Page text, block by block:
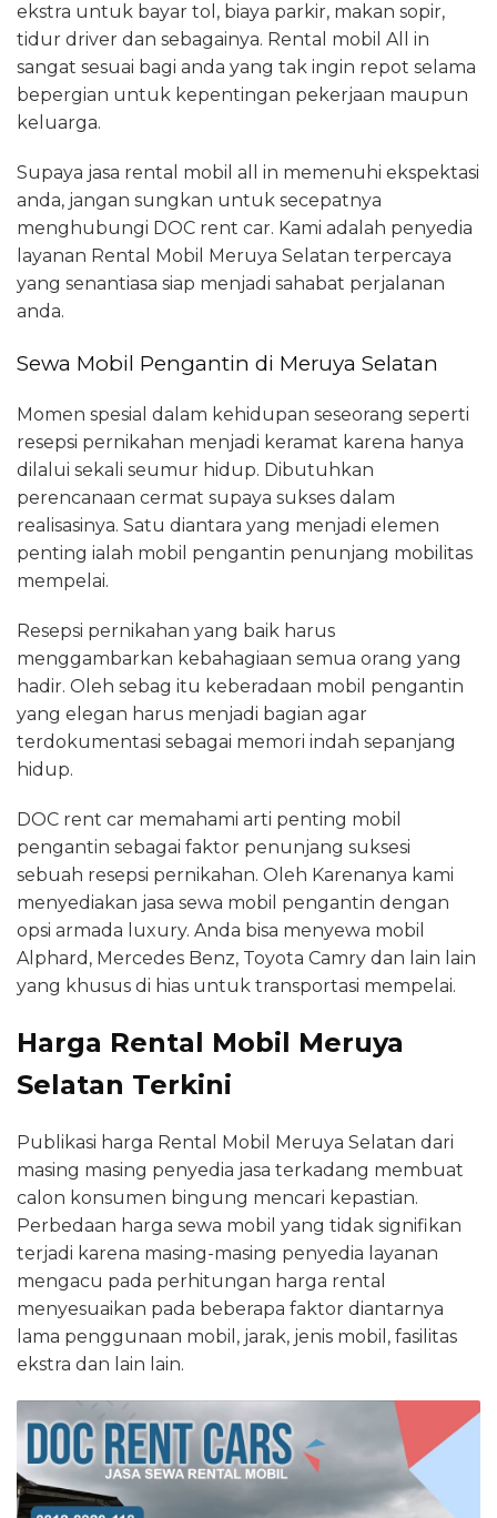
ekstra untuk bayar tol, biaya parkir, makan sopir,
tidur driver dan sebagainya. Rental mobil All in
sangat sesuai bagi anda yang tak ingin repot selama
bepergian untuk kepentingan pekerjaan maupun
keluarga.
Supaya jasa rental mobil all in memenuhi ekspektasi
anda, jangan sungkan untuk secepatnya
menghubungi DOC rent car. Kami adalah penyedia
layanan Rental Mobil Meruya Selatan terpercaya
yang senantiasa siap menjadi sahabat perjalanan
anda.
Sewa Mobil Pengantin di Meruya Selatan
Momen spesial dalam kehidupan seseorang seperti
resepsi pernikahan menjadi keramat karena hanya
dilalui sekali seumur hidup. Dibutuhkan
perencanaan cermat supaya sukses dalam
realisasinya. Satu diantara yang menjadi elemen
penting ialah mobil pengantin penunjang mobilitas
mempelai.
Resepsi pernikahan yang baik harus
menggambarkan kebahagiaan semua orang yang
hadir. Oleh sebag itu keberadaan mobil pengantin
yang elegan harus menjadi bagian agar
terdokumentasi sebagai memori indah sepanjang
hidup.
DOC rent car memahami arti penting mobil
pengantin sebagai faktor penunjang suksesi
sebuah resepsi pernikahan. Oleh Karenanya kami
menyediakan jasa sewa mobil pengantin dengan
opsi armada luxury. Anda bisa menyewa mobil
Alphard, Mercedes Benz, Toyota Camry dan lain lain
yang khusus di hias untuk transportasi mempelai.
Harga Rental Mobil Meruya
Selatan Terkini
Publikasi harga Rental Mobil Meruya Selatan dari
masing masing penyedia jasa terkadang membuat
calon konsumen bingung mencari kepastian.
Perbedaan harga sewa mobil yang tidak signifikan
terjadi karena masing-masing penyedia layanan
mengacu pada perhitungan harga rental
menyesuaikan pada beberapa faktor diantarnya
lama penggunaan mobil, jarak, jenis mobil, fasilitas
ekstra dan lain lain.